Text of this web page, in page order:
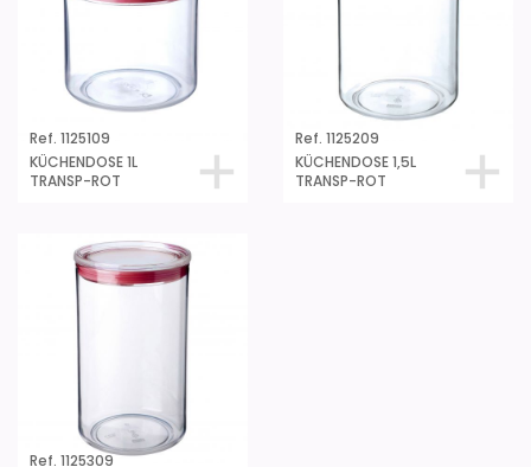
Ref. 1125109
KÜCHENDOSE 1L
TRANSP-ROT
Ref. 1125209
KÜCHENDOSE 1,5L
TRANSP-ROT
Ref. 1125309